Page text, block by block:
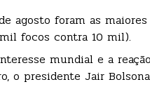
agosto foram as
focos contra 10 mil).
mundial e a
o presidente Jair